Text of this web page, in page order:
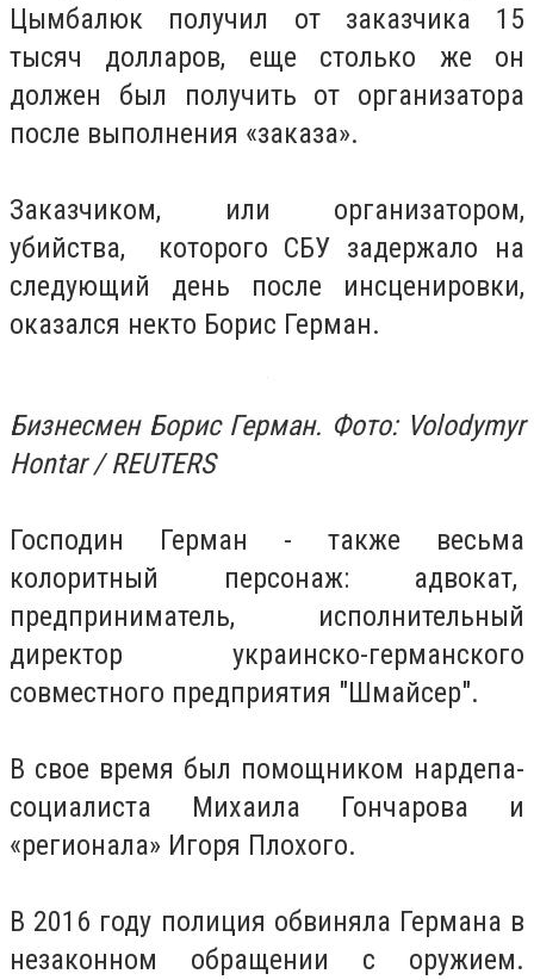
Цымбалюк получил от заказчика 15
тысяч долларов, еще столько же он
должен был получить от организатора
после выполнения «заказа».
Заказчиком, или организатором,
убийства, которого СБУ задержало на
следующий день после инсценировки,
оказался некто Борис Герман.
Бизнесмен Борис Герман. Фото: Volodymyr
Hontar / REUTERS
Господин Герман - также весьма
колоритный персонаж: адвокат,
предприниматель, исполнительный
директор украинско-германского
совместного предприятия "Шмайсер".
В свое время был помощником нардепа-
социалиста Михаила Гончарова и
«регионала» Игоря Плохого.
В 2016 году полиция обвиняла Германа в
незаконном обращении с оружием.